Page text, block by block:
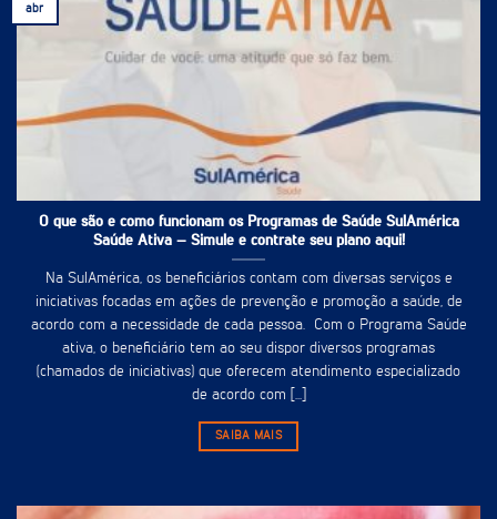
O que são e como funcionam os Programas de Saúde SulAmérica
Saúde Ativa – Simule e contrate seu plano aqui!
Na SulAmérica, os beneficiários contam com diversas serviços e
iniciativas focadas em ações de prevenção e promoção a saúde, de
acordo com a necessidade de cada pessoa. Com o Programa Saúde
ativa, o beneficiário tem ao seu dispor diversos programas
(chamados de iniciativas) que oferecem atendimento especializado
de acordo com [...]
SAIBA MAIS
abr